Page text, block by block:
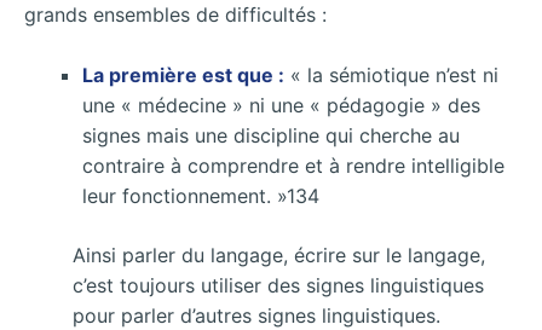
grands ensembles de difficultés :
La première est que : « la sémiotique n’est ni
une « médecine » ni une « pédagogie » des
signes mais une discipline qui cherche au
contraire à comprendre et à rendre intelligible
leur fonctionnement. »134
Ainsi parler du langage, écrire sur le langage,
c’est toujours utiliser des signes linguistiques
pour parler d’autres signes linguistiques.